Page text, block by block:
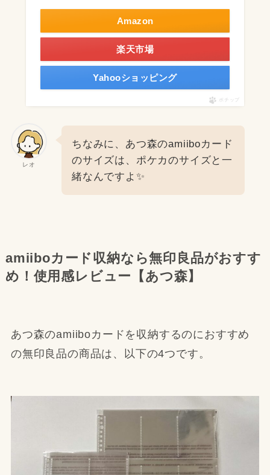
Amazon
楽天市場
Yahooショッピング
ポチップ
レオ
ちなみに、あつ森のamiiboカード
のサイズは、ポケカのサイズと一
緒なんですよ✨
amiiboカード収納なら無印良品がおすす
め！使用感レビュー【あつ森】
あつ森のamiiboカードを収納するのにおすすめ
の無印良品の商品は、以下の4つです。